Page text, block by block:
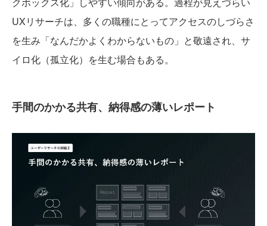
UXリサーチは、多くの職種にとってアクセスのしづらさ
を生み「なんだかよくわからないもの」と敬遠され、サ
イロ化（孤立化）を生む場合もある。
手間のかかる共有、納得感の薄いレポート